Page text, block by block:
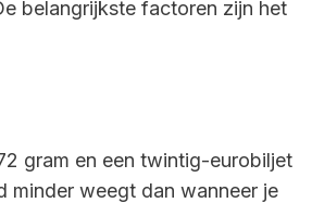
belangrijkste factoren zijn het
gram en een twintig-eurobiljet
minder weegt dan wanneer je